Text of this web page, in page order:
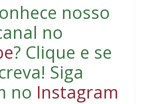
nosso
no
? Clique e se
! Siga
no Instagram